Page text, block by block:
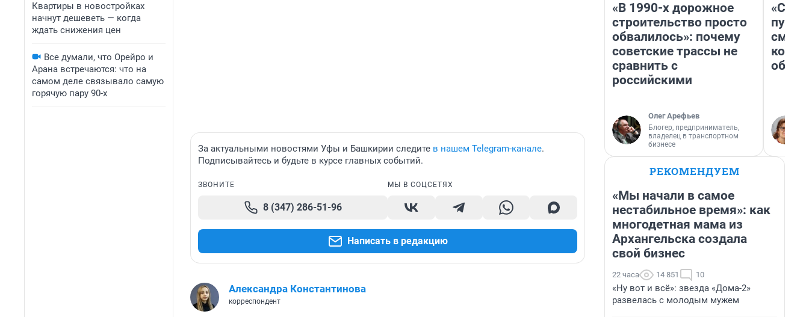
Квартиры в новостройках
начнут дешеветь — когда
ждать снижения цен
Все думали, что Орейро и
Арана встречаются: что на
самом деле связывало самую
горячую пару 90-х
За актуальными новостями Уфы и Башкирии следите в нашем Telegram-канале.
Подписывайтесь и будьте в курсе главных событий.
ЗВОНИТЕ
8 (347) 286-51-96
МЫ В СОЦСЕТЯХ
Написать в редакцию
Александра Константинова
корреспондент
«В 1990-х дорожное
строительство просто
обвалилось»: почему
советские трассы не
сравнить с
российскими
Олег Арефьев
Блогер, предприниматель,
владелец в транспортном
бизнесе
РЕКОМЕНДУЕМ
«Мы начали в самое
нестабильное время»: как
многодетная мама из
Архангельска создала
свой бизнес
22 часа 14 851 10
«Ну вот и всё»: звезда «Дома-2»
развелась с молодым мужем